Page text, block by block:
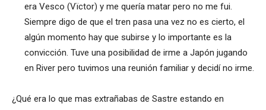
era Vesco (Vïctor) y me quería matar pero no me fui.
Siempre digo de que el tren pasa una vez no es cierto, el
algún momento hay que subirse y lo importante es la
convicción. Tuve una posibilidad de irme a Japón jugando
en River pero tuvimos una reunión familiar y decidí no irme.
¿Qué era lo que mas extrañabas de Sastre estando en